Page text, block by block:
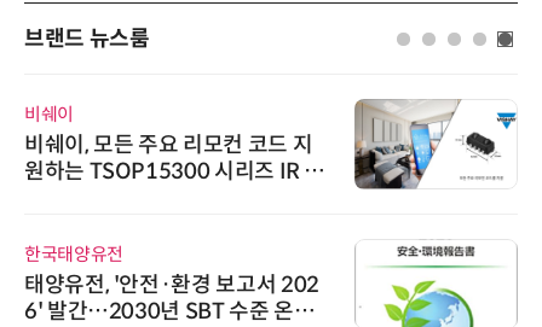
브랜드 뉴스룸
비쉐이
비쉐이, 모든 주요 리모컨 코드 지
원하는 TSOP15300 시리즈 IR 수
한국태양유전
태양유전, '안전·환경 보고서 202
6' 발간…2030년 SBT 수준 온실